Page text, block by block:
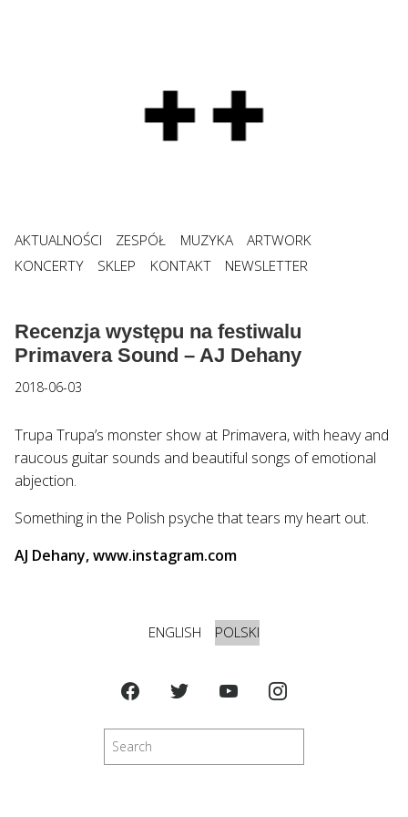
AKTUALNOŚCI ZESPÓŁ MUZYKA
ARTWORK
KONCERTY
SKLEP KONTAKT NEWSLETTER
Recenzja występu na festiwalu
Primavera Sound – AJ Dehany
2018-06-03
Trupa Trupa’s monster show at Primavera, with heavy and
raucous guitar sounds and beautiful songs of emotional
abjection.
Something in the Polish psyche that tears my heart out.
AJ Dehany, www.instagram.com
ENGLISH POLSKI